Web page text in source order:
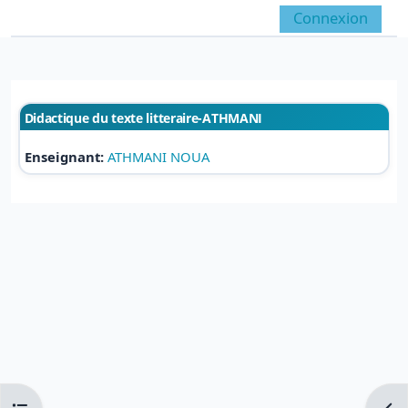
Panneau latéral
Activer/désactiver la
Connexion
Didactique du texte litteraire-ATHMANI
Enseignant: ATHMANI NOUA